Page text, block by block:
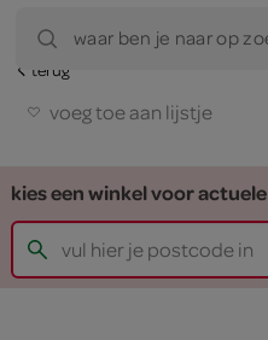
waar ben je naar op
terug
voeg toe aan lijstje
kies een winkel voor